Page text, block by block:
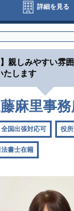
詳細を見る
】親しみやすい雰
たします
麻里事務
全国出張対応可 役
書士在籍